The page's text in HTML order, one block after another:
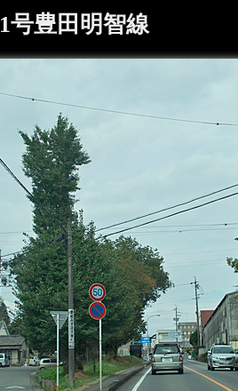
号豊田明智線